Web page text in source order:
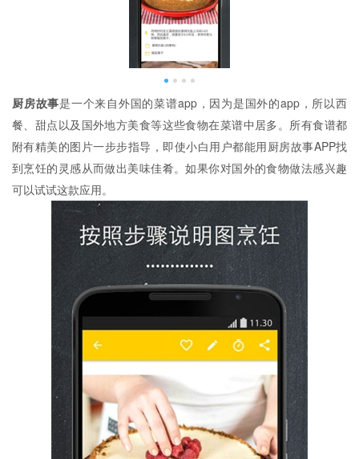
厨房故事是一个来自外国的菜谱app，因为是国外的app，所以西
餐、甜点以及国外地方美食等这些食物在菜谱中居多。所有食谱都
附有精美的图片一步步指导，即使小白用户都能用厨房故事APP找
到烹饪的灵感从而做出美味佳肴。如果你对国外的食物做法感兴趣
可以试试这款应用。